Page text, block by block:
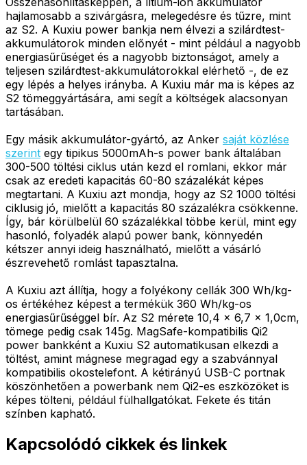
hajlamosabb a szivárgásra, melegedésre és tűzre, mint
az S2. A Kuxiu power bankja nem élvezi a szilárdtest-
akkumulátorok minden előnyét - mint például a nagyobb
energiasűrűséget és a nagyobb biztonságot, amely a
teljesen szilárdtest-akkumulátorokkal elérhető -, de ez
egy lépés a helyes irányba. A Kuxiu már ma is képes az
S2 tömeggyártására, ami segít a költségek alacsonyan
tartásában.
Egy másik akkumulátor-gyártó, az Anker saját közlése
szerint egy tipikus 5000mAh-s power bank általában
300-500 töltési ciklus után kezd el romlani, ekkor már
csak az eredeti kapacitás 60-80 százalékát képes
megtartani. A Kuxiu azt mondja, hogy az S2 1000 töltési
ciklusig jó, mielőtt a kapacitás 80 százalékra csökkenne.
Így, bár körülbelül 60 százalékkal többe kerül, mint egy
hasonló, folyadék alapú power bank, könnyedén
kétszer annyi ideig használható, mielőtt a vásárló
észrevehető romlást tapasztalna.
A Kuxiu azt állítja, hogy a folyékony cellák 300 Wh/kg-
os értékéhez képest a termékük 360 Wh/kg-os
energiasűrűséggel bír. Az S2 mérete 10,4 x 6,7 x 1,0cm,
tömege pedig csak 145g. MagSafe-kompatibilis Qi2
power bankként a Kuxiu S2 automatikusan elkezdi a
töltést, amint mágnese megragad egy a szabvánnyal
kompatibilis okostelefont. A kétirányú USB-C portnak
köszönhetően a powerbank nem Qi2-es eszközöket is
képes tölteni, például fülhallgatókat. Fekete és titán
színben kapható.
Kapcsolódó cikkek és linkek